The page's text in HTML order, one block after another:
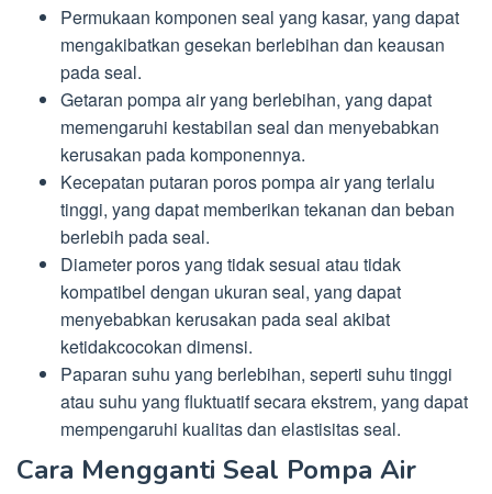
Permukaan komponen seal yang kasar, yang dapat
mengakibatkan gesekan berlebihan dan keausan
pada seal.
Getaran pompa air yang berlebihan, yang dapat
memengaruhi kestabilan seal dan menyebabkan
kerusakan pada komponennya.
Kecepatan putaran poros pompa air yang terlalu
tinggi, yang dapat memberikan tekanan dan beban
berlebih pada seal.
Diameter poros yang tidak sesuai atau tidak
kompatibel dengan ukuran seal, yang dapat
menyebabkan kerusakan pada seal akibat
ketidakcocokan dimensi.
Paparan suhu yang berlebihan, seperti suhu tinggi
atau suhu yang fluktuatif secara ekstrem, yang dapat
mempengaruhi kualitas dan elastisitas seal.
Cara Mengganti Seal Pompa Air